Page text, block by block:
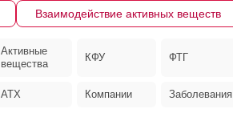
Взаимодействие активных веществ
Активные
вещества
КФУ ФТГ
АТХ Компании Заболевания